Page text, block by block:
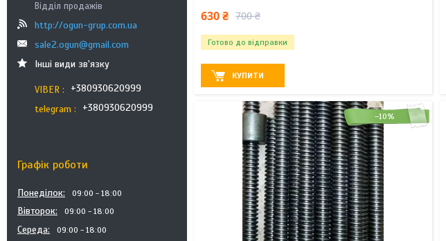
Відділ продажів
http://ogun-grup.com.ua
sale2.ogun@gmail.com
Інші види зв'язку
VIBER
+380930620999
telegram
+380930620999
Графік роботи
Понеділок 09:00 18:00
Вівторок 09:00 18:00
Середа 09:00 18:00
630 ₴ 700 ₴
Готово до відправки
КУПИТИ
–10%